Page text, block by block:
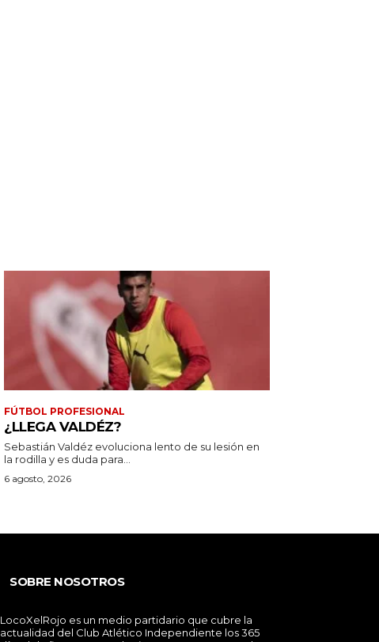
FÚTBOL PROFESIONAL
¿LLEGA VALDÉZ?
Sebastián Valdéz evoluciona lento de su lesión en
la rodilla y es duda para...
6 agosto, 2026
SOBRE NOSOTROS
LocoXelRojo es un medio partidario que cubre la
actualidad del Club Atlético Independiente los 365